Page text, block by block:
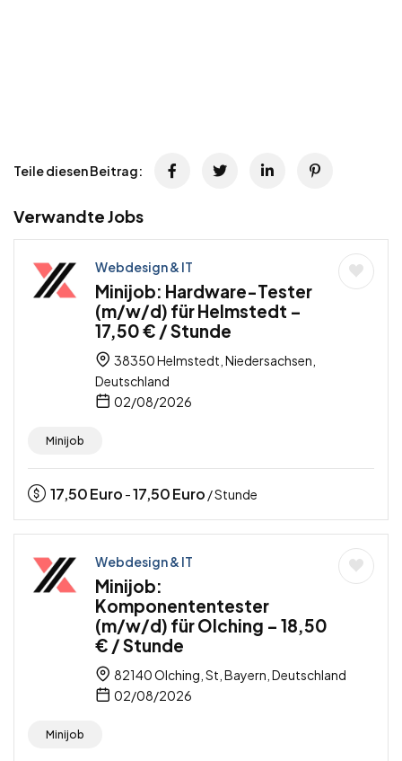
Teile diesen Beitrag:
Verwandte Jobs
Webdesign & IT
Minijob: Hardware-Tester
(m/w/d) für Helmstedt –
17,50 € / Stunde
38350 Helmstedt, Niedersachsen,
Deutschland
02/08/2026
Minijob
17,50Euro -17,50Euro / Stunde
Webdesign & IT
Minijob:
Komponententester
(m/w/d) für Olching – 18,50
€ / Stunde
82140 Olching, St, Bayern, Deutschland
02/08/2026
Minijob